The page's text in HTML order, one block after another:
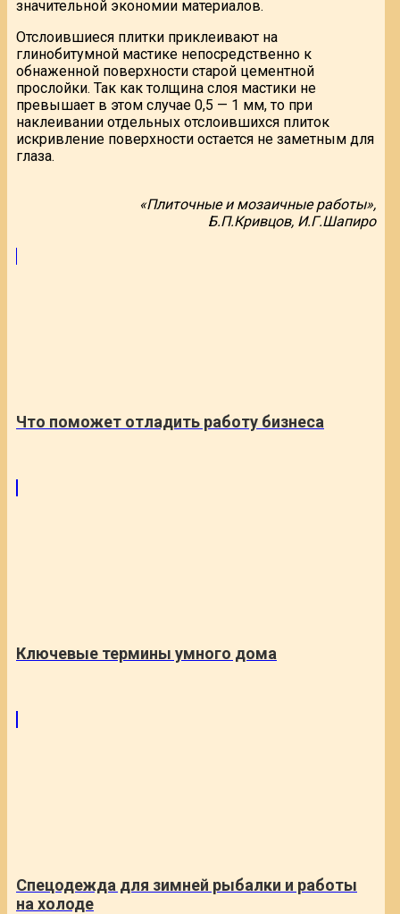
значительной экономии материалов.
Отслоившиеся плитки приклеивают на
глинобитумной мастике непосредственно к
обнаженной поверхности старой цементной
прослойки. Так как толщина слоя мастики не
превышает в этом случае 0,5 — 1 мм, то при
наклеивании отдельных отслоившихся плиток
искривление поверхности остается не заметным для
глаза.
«Плиточные и мозаичные работы»,
Б.П.Кривцов, И.Г.Шапиро
Что поможет отладить работу бизнеса
Ключевые термины умного дома
Спецодежда для зимней рыбалки и работы
на холоде